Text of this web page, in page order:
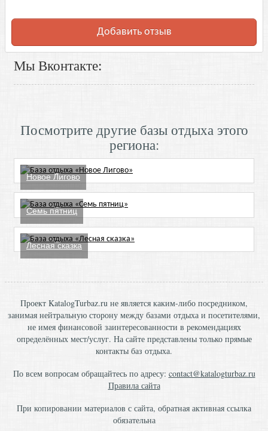
Добавить отзыв
Мы Вконтакте:
Посмотрите другие базы отдыха этого
региона:
Новое Лигово
Семь пятниц
Лесная сказка
Проект KatalogTurbaz.ru не является каким-либо посредником,
занимая нейтральную сторону между базами отдыха и посетителями,
не имея финансовой заинтересованности в рекомендациях
определённых мест/услуг. На сайте представлены только прямые
контакты баз отдыха.
По всем вопросам обращайтесь по адресу: contact@katalogturbaz.ru
Правила сайта
При копировании материалов с сайта, обратная активная ссылка
обязательна